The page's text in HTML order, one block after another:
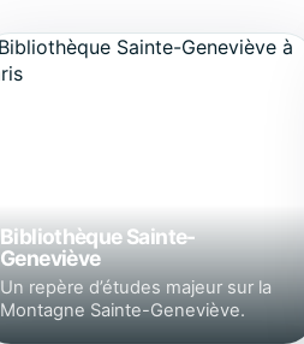
Bibliothèque Sainte-
Geneviève
Un repère d’études majeur sur la
Montagne Sainte-Geneviève.